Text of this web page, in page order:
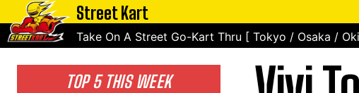
Street Kart
Take On A Street Go-Kart Thru [ Tokyo / Osaka /
TOP 5 THIS WEEK